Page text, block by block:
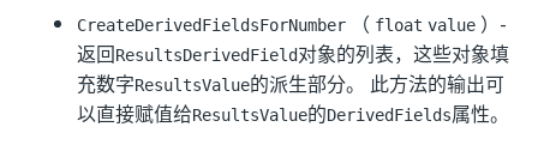
CreateDerivedFieldsForNumber （ float value ）-
返回ResultsDerivedField对象的列表，这些对象填
充数字ResultsValue的派生部分。 此方法的输出可
以直接赋值给ResultsValue的DerivedFields属性。